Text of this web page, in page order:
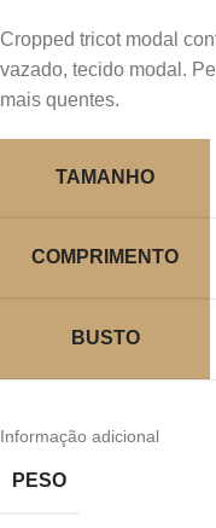
Cropped tricot modal
vazado, tecido modal.
mais quentes.
TAMANHO
COMPRIMENTO
BUSTO
Informação adicional
PESO